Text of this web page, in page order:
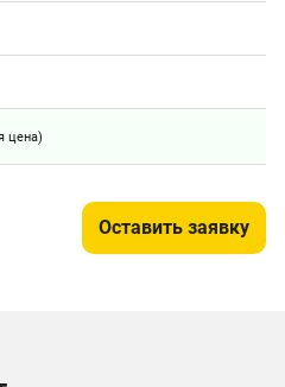
цена)
Оставить заявку